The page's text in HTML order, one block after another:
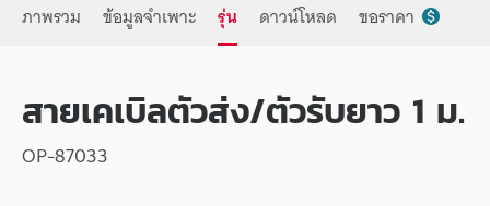
ภาพรวม ข้อมูลจำเพาะ รุ่น ดาวน์โหลด ขอราคา
สายเคเบิลตัวส่ง/ตัวรับยาว 1 ม.
OP-87033